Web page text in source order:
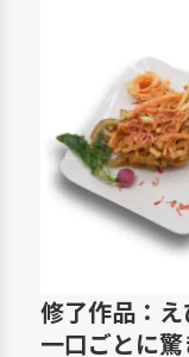
修了作品：
一口ごとに